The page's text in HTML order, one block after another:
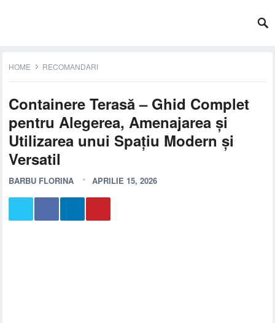
HOME RECOMANDARI
Containere Terasă – Ghid Complet
pentru Alegerea, Amenajarea și
Utilizarea unui Spațiu Modern și
Versatil
BARBU FLORINA APRILIE 15, 2026